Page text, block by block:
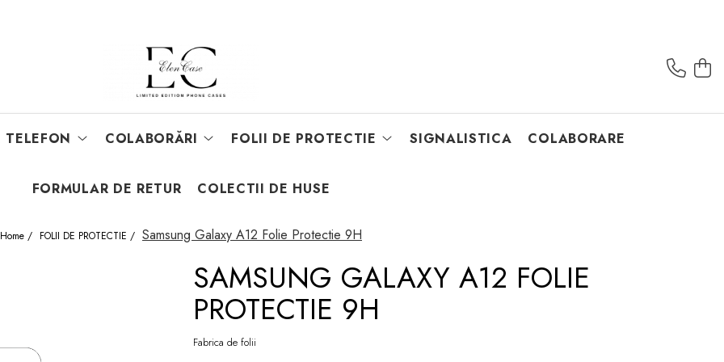
TELEFON COLABORĂRI FOLII DE PROTECTIE SIGNALISTICA COLABORARE
FORMULAR DE RETUR COLECTII DE HUSE
Home / FOLII DE PROTECTIE / Samsung Galaxy A12 Folie Protectie 9H
SAMSUNG GALAXY A12 FOLIE
PROTECTIE 9H
Fabrica de folii